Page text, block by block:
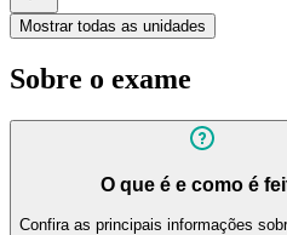
Mostrar todas as unidades
Sobre o exame
O que é e como é
Confira as principais informações